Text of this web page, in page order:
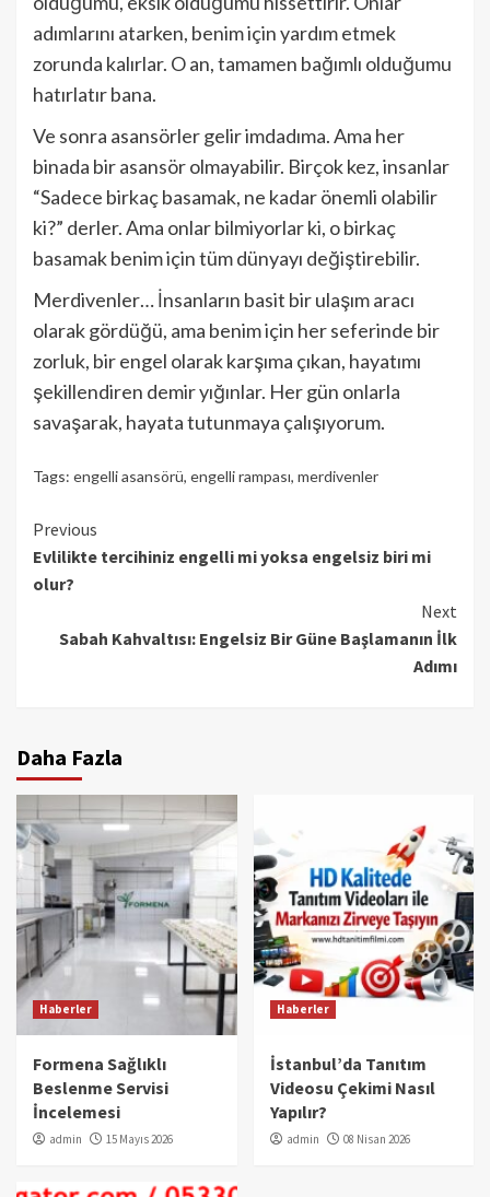
adımlarını atarken, benim için yardım etmek
zorunda kalırlar. O an, tamamen bağımlı olduğumu
hatırlatır bana.
Ve sonra asansörler gelir imdadıma. Ama her
binada bir asansör olmayabilir. Birçok kez, insanlar
“Sadece birkaç basamak, ne kadar önemli olabilir
ki?” derler. Ama onlar bilmiyorlar ki, o birkaç
basamak benim için tüm dünyayı değiştirebilir.
Merdivenler… İnsanların basit bir ulaşım aracı
olarak gördüğü, ama benim için her seferinde bir
zorluk, bir engel olarak karşıma çıkan, hayatımı
şekillendiren demir yığınlar. Her gün onlarla
savaşarak, hayata tutunmaya çalışıyorum.
Tags: engelli asansörü, engelli rampası, merdivenler
Continue
Reading
Previous
Evlilikte tercihiniz engelli mi yoksa engelsiz biri mi
olur?
Next
Sabah Kahvaltısı: Engelsiz Bir Güne Başlamanın İlk
Adımı
Daha Fazla
Haberler
Formena Sağlıklı
Beslenme Servisi
İncelemesi
admin 15 Mayıs 2026
Haberler
İstanbul’da Tanıtım
Videosu Çekimi Nasıl
Yapılır?
admin 08 Nisan 2026